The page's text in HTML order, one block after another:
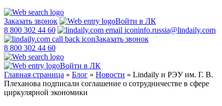
Заказать звонок
Войти в ЛК
8 800 302 44 60
info.russia@lindaily.com
Заказать звонок
8 800 302 44 60
Войти в ЛК
Главная страница » Блог » Новости » Lindaily и РЭУ им. Г. В.
Плеханова подписали соглашение о сотрудничестве в сфере
циркулярной экономики